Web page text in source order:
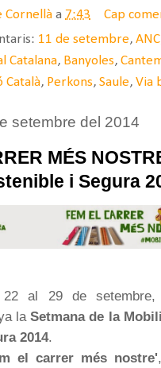
Cornellà a 7:43
Cap
11 de setembre, ANC
Catalana, Banyoles,
Català, Perkons, Saule, Via
setembre del 2014
MÉS
i Segura
22 al 29 de
laSetmana de la
2014.
el carrer més nostre'